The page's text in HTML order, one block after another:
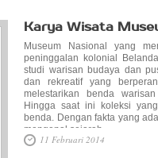
Karya Wisata
Museum Nasional yang
peninggalan kolonial
studi warisan budaya dan
dan rekreatif yang
melestarikan benda
Hingga saat ini koleksi
benda. Dengan fakta yang
mengenal sejarah...
11 Februari 2014